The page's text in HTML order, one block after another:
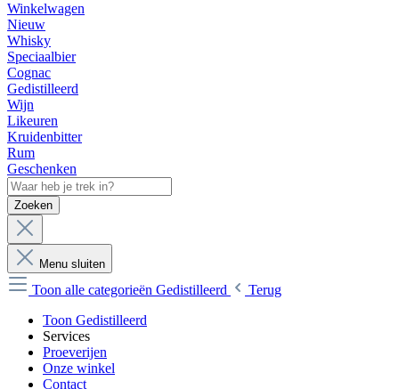
Winkelwagen
Nieuw
Whisky
Speciaalbier
Cognac
Gedistilleerd
Wijn
Likeuren
Kruidenbitter
Rum
Geschenken
Zoeken
Menu sluiten
Toon alle categorieën Gedistilleerd
Terug
Toon Gedistilleerd
Services
Proeverijen
Onze winkel
Contact